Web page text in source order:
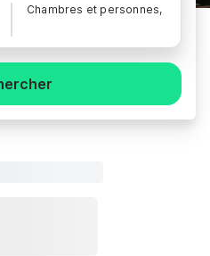
Chambres et personnes,